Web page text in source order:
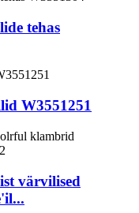
tehas
W3551251
värvilised